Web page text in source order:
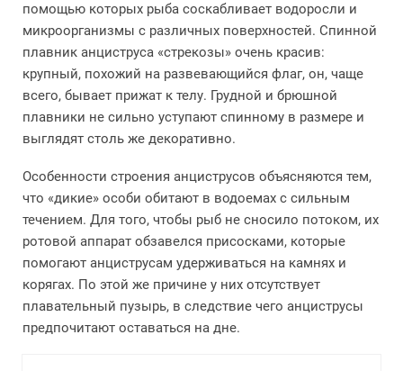
помощью которых рыба соскабливает водоросли и
микроорганизмы с различных поверхностей. Спинной
плавник анциструса «стрекозы» очень красив:
крупный, похожий на развевающийся флаг, он, чаще
всего, бывает прижат к телу. Грудной и брюшной
плавники не сильно уступают спинному в размере и
выглядят столь же декоративно.
Особенности строения анциструсов объясняются тем,
что «дикие» особи обитают в водоемах с сильным
течением. Для того, чтобы рыб не сносило потоком, их
ротовой аппарат обзавелся присосками, которые
помогают анциструсам удерживаться на камнях и
корягах. По этой же причине у них отсутствует
плавательный пузырь, в следствие чего анциструсы
предпочитают оставаться на дне.